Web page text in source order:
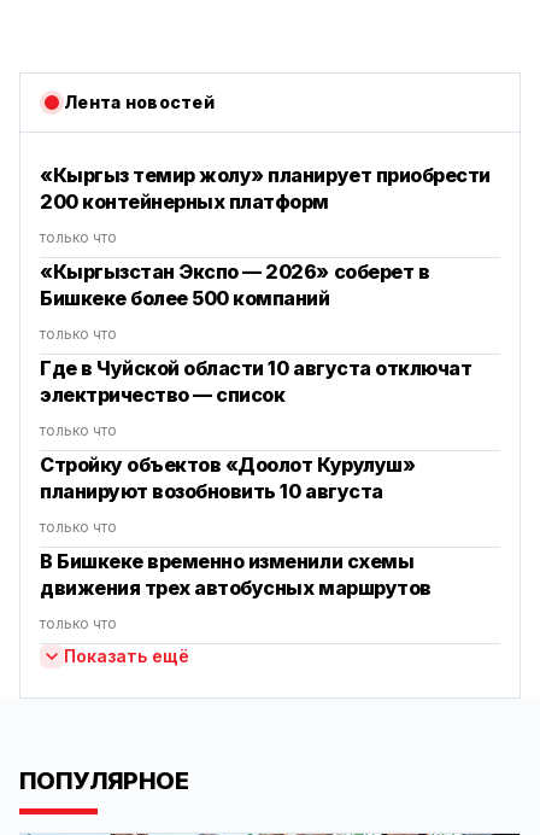
Лента новостей
«Кыргыз темир жолу» планирует приобрести
200 контейнерных платформ
только что
«Кыргызстан Экспо — 2026» соберет в
Бишкеке более 500 компаний
только что
Где в Чуйской области 10 августа отключат
электричество — список
только что
Стройку объектов «Доолот Курулуш»
планируют возобновить 10 августа
только что
В Бишкеке временно изменили схемы
движения трех автобусных маршрутов
только что
Показать ещё
ПОПУЛЯРНОЕ